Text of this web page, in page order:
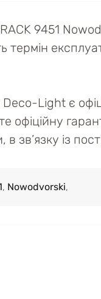
9451
Light є
офіційну
в зв’язку із
, Nowodvorski,